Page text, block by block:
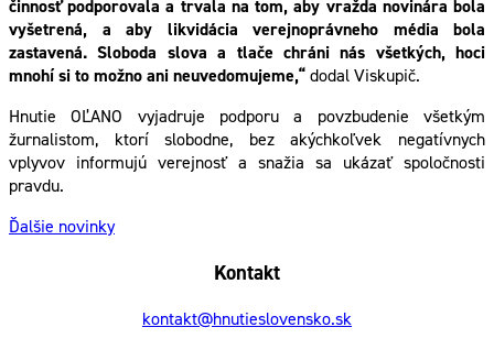
činnosť podporovala a trvala na tom, aby vražda novinára bola
vyšetrená, a aby likvidácia verejnoprávneho média bola
zastavená. Sloboda slova a tlače chráni nás všetkých, hoci
mnohí si to možno ani neuvedomujeme,“dodal Viskupič.
Hnutie OĽANO vyjadruje podporu a povzbudenie všetkým
žurnalistom, ktorí slobodne, bez akýchkoľvek negatívnych
vplyvov informujú verejnosť a snažia sa ukázať spoločnosti
pravdu.
Ďalšie novinky
Kontakt
kontakt@hnutieslovensko.sk